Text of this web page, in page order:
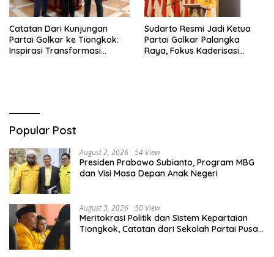
Catatan Dari Kunjungan
Partai Golkar ke Tiongkok:
Inspirasi Transformasi
Sudarto Resmi Jadi Ketua
Partai Golkar Palangka
Raya, Fokus Kaderisasi
Popular Post
August 2, 2026 54 View
Presiden Prabowo Subianto, Program MBG
dan Visi Masa Depan Anak Negeri
August 3, 2026 50 View
Meritokrasi Politik dan Sistem Kepartaian
Tiongkok, Catatan dari Sekolah Partai Pusat